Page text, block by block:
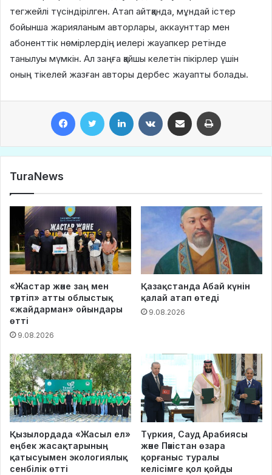
тегжейлі түсіндірілген. Атап айтқанда, мұндай істер
бойынша жарияланым авторлары, аккаунттар мен
абоненттік нөмірлердің иелері жауапкер ретінде
танылуы мүмкін. Ал заңға қайшы келетін пікірлер үшін
оның тікелей жазған авторы дербес жауапты болады.
TuraNews
«Жастар және заң мен
тәртіп» атты облыстық
«жайдарман» ойындары
өтті
9.08.2026
Қазақстанда Абай күнін
қалай атап өтеді
9.08.2026
Қызылордада «Жасыл ел»
еңбек жасақтарының
қатысуымен экологиялық
сенбілік өтті
Түркия, Сауд Арабиясы
және Пәкістан өзара
қорғаныс туралы
келісімге қол қойды